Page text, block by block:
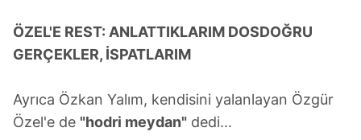
ÖZEL'E REST: ANLATTIKLARIM DOSDOĞRU
GERÇEKLER, İSPATLARIM
Ayrıca Özkan Yalım, kendisini yalanlayan Özgür
Özel'e de "hodri meydan" dedi...